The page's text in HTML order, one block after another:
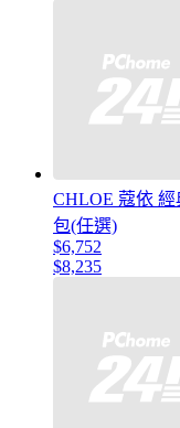
CHLOE 蔻依
包(任選)
$6,752
$8,235